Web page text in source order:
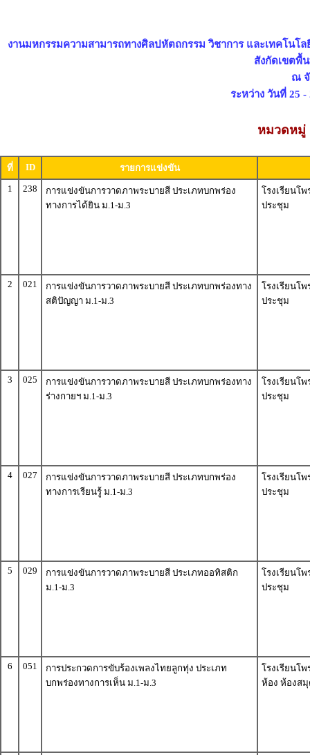
งานมหกรรมความสามารถทางศิลปหัตถกรรม วิชาการ และเทคโน
สังกัดเขตพื้
ณ
ระหว่าง วันที่ 25
หมวดหมู่
ที่ ID
รายการแข่งขัน
1
238
การแข่งขันการวาดภาพระบายสี ประเภทบกพร่อง
ทางการได้ยิน ม.1-ม.3
โรงเรียนโ
ประชุม
2 021
การแข่งขันการวาดภาพระบายสี ประเภทบกพร่องทาง
สติปัญญา ม.1-ม.3
โรงเรียนโ
ประชุม
3 025
การแข่งขันการวาดภาพระบายสี ประเภทบกพร่องทาง
ร่างกายฯ ม.1-ม.3
โรงเรียนโ
ประชุม
4 027
การแข่งขันการวาดภาพระบายสี ประเภทบกพร่อง
ทางการเรียนรู้ ม.1-ม.3
โรงเรียนโ
ประชุม
5 029
การแข่งขันการวาดภาพระบายสี ประเภทออทิสติก
ม.1-ม.3
โรงเรียนโ
ประชุม
6 051
การประกวดการขับร้องเพลงไทยลูกทุ่ง ประเภท
บกพร่องทางการเห็น ม.1-ม.3
โรงเรียนโ
ห้อง ห้องส